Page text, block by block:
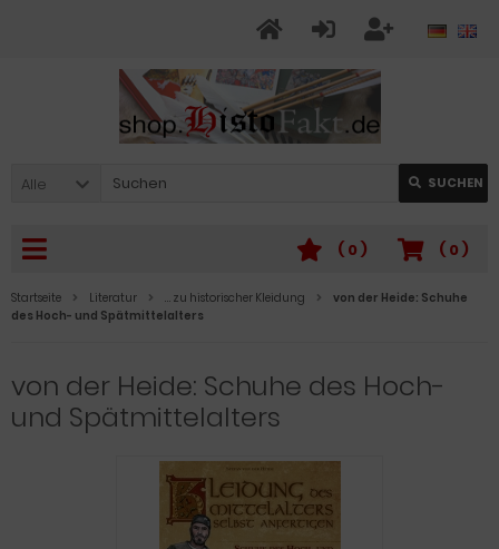
Alle SUCHEN
( 0 )
( 0 )
Startseite Literatur … zu historischer Kleidung
von der Heide: Schuhe
des Hoch- und Spätmittelalters
von der Heide: Schuhe des Hoch-
und Spätmittelalters